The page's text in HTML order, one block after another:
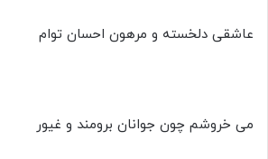
عاشقی دلخسته و مرهون احسان توام
می خروشم چون جوانان برومند و غیور